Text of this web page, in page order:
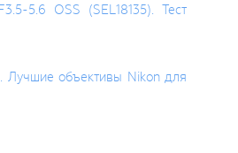
5.6 OSS (SEL18135). Тест
Лучшие объективы Nikon для